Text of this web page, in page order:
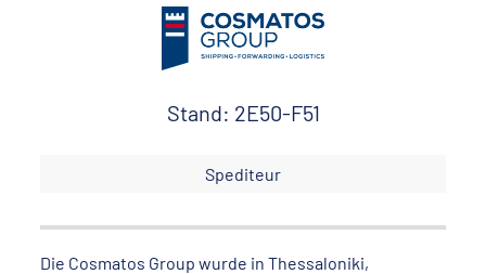
Stand: 2E50-F51
Spediteur
Die Cosmatos Group wurde in Thessaloniki,